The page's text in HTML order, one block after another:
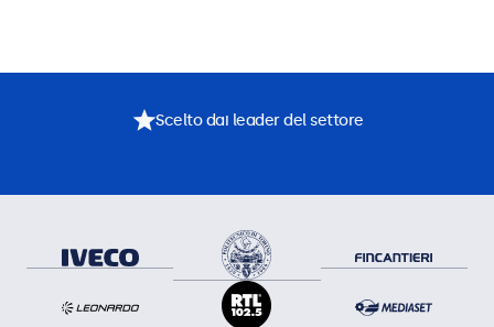
Scelto dai leader del settore